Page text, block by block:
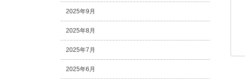
2025年9月
2025年8月
2025年7月
2025年6月